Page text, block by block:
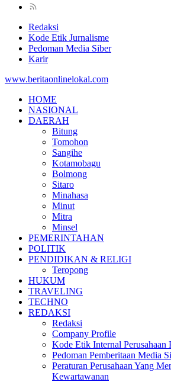
Redaksi
Kode Etik Jurnalisme
Pedoman Media Siber
Karir
www.beritaonlinelokal.com
HOME
NASIONAL
DAERAH
Bitung
Tomohon
Sangihe
Kotamobagu
Bolmong
Sitaro
Minahasa
Minut
Mitra
Minsel
PEMERINTAHAN
POLITIK
PENDIDIKAN & RELIGI
Teropong
HUKUM
TRAVELING
TECHNO
REDAKSI
Redaksi
Company Profile
Kode Etik Internal Perusahaan
Pedoman Pemberitaan Media
Peraturan Perusahaan Yang
Kewartawanan